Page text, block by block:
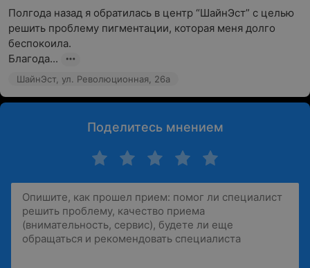
Полгода назад я обратилась в центр “ШайнЭст” с целью
решить проблему пигментации, которая меня долго
беспокоила.
Благода...
ШайнЭст, ул. Революционная, 26а
Поделитесь мнением